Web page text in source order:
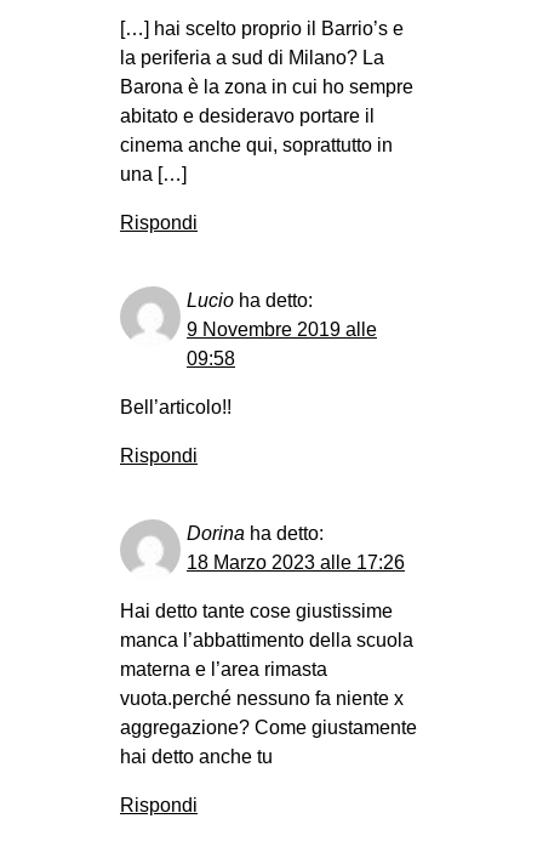
[…] hai scelto proprio il Barrio’s e
la periferia a sud di Milano? La
Barona è la zona in cui ho sempre
abitato e desideravo portare il
cinema anche qui, soprattutto in
una […]
Rispondi
Lucio ha detto:
9 Novembre 2019 alle
09:58
Bell’articolo!!
Rispondi
Dorina ha detto:
18 Marzo 2023 alle 17:26
Hai detto tante cose giustissime
manca l’abbattimento della scuola
materna e l’area rimasta
vuota.perché nessuno fa niente x
aggregazione? Come giustamente
hai detto anche tu
Rispondi